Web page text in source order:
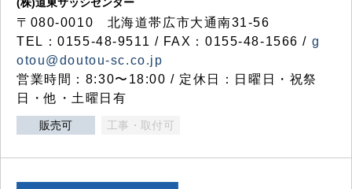
〒080-0010 北海道帯広市大通南31-56
TEL：0155-48-9511 / FAX：0155-48-1566 / g
otou@doutou-sc.co.jp
営業時間：8:30〜18:00 / 定休日：日曜日・祝祭
日・他・土曜日有
販売可 工事・取付可